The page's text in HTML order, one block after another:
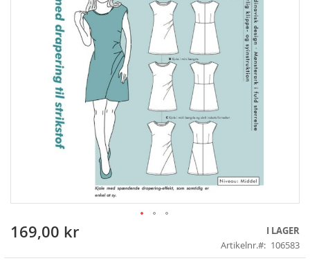
Skip
the
169,00 kr
I LAGER
Artikelnr.
106583